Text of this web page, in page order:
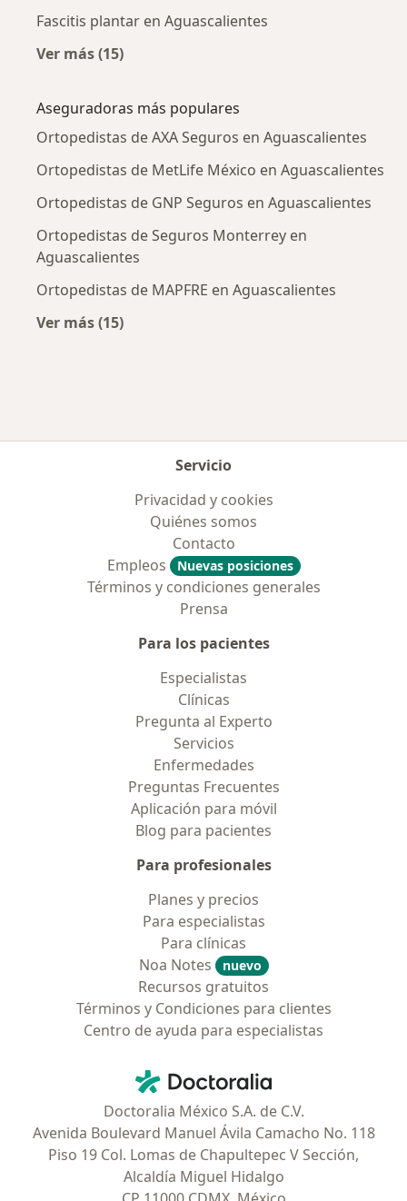
Fascitis plantar en Aguascalientes
Ver más (15)
Aseguradoras más populares
Ortopedistas de AXA Seguros en Aguascalientes
Ortopedistas de MetLife México en Aguascalientes
Ortopedistas de GNP Seguros en Aguascalientes
Ortopedistas de Seguros Monterrey en
Aguascalientes
Ortopedistas de MAPFRE en Aguascalientes
Ver más (15)
Servicio
Privacidad y cookies
Quiénes somos
Contacto
Empleos
Nuevas posiciones
Términos y condiciones generales
Prensa
Para los pacientes
Especialistas
Clínicas
Pregunta al Experto
Servicios
Enfermedades
Preguntas Frecuentes
Aplicación para móvil
Blog para pacientes
Para profesionales
Planes y precios
Para especialistas
Para clínicas
Noa Notes
nuevo
Recursos gratuitos
Términos y Condiciones para clientes
Centro de ayuda para especialistas
Doctoralia - Página de inicio
Doctoralia México S.A. de C.V.
Avenida Boulevard Manuel Ávila Camacho No. 118
Piso 19 Col. Lomas de Chapultepec V Sección,
Alcaldía Miguel Hidalgo